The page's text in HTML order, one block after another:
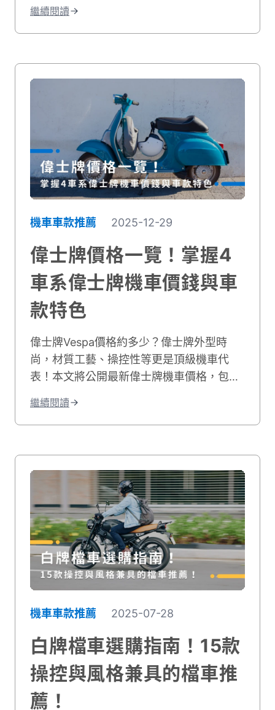
比較，讓妳輕鬆找到適合女生的機車！
繼續閱讀
機車車款推薦 2025-12-29
偉士牌價格一覽！掌握4
車系偉士牌機車價錢與車
款特色
偉士牌Vespa價格約多少？偉士牌外型時
尚，材質工藝、操控性等更是頂級機車代
表！本文將公開最新偉士牌機車價格，包含
預算有限，歡迎諮詢貳輪嶼了解二手偉士牌
價錢！
繼續閱讀
機車車款推薦 2025-07-28
白牌檔車選購指南！15款
操控與風格兼具的檔車推
薦！